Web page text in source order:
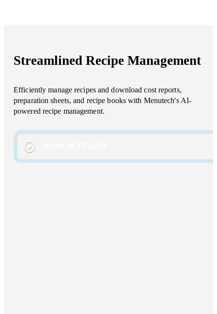
Streamlined Recipe Management
Efficiently manage recipes and download cost reports,
preparation sheets, and recipe books with Menutech's AI-
powered recipe management.